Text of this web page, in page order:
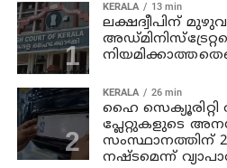
KERALA 13 min
ലക്ഷദ്വീപിന്
KERALA 26 min
ഹൈ സെക്യൂരിറ്റി
പ്ലേറ്റുകളുടെ
സംസ്ഥാനത്തിന്
നഷ്ടമെന്ന്